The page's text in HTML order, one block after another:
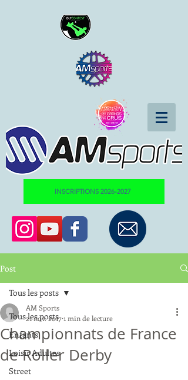
INSCRIPTIONS 2026-2027
Post
Tous les posts
Enfants
Loisir Adultes
Street
Tous les posts
Championnats de France
de Roller Derby
AM Sports
21 nov. 20171 min de lecture